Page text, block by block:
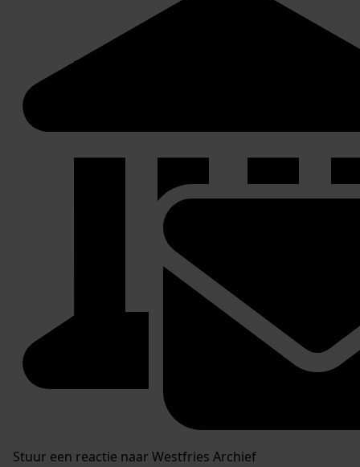
Stuur een reactie naar Westfries Archief